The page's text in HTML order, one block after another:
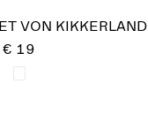
VON KIKKERLAND
€ 19